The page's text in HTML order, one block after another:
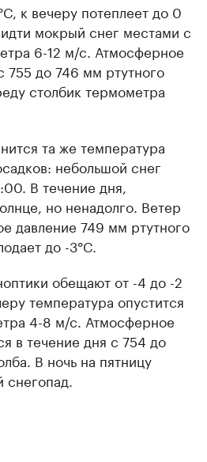
к вечеру потеплеет до 0
мокрый снег местами с
6-12 м/с. Атмосферное
755 до 746 мм ртутного
столбик термометра
та же температура
небольшой снег
В течение дня,
но ненадолго. Ветер
давление 749 мм ртутного
до -3°C.
обещают от -4 до -2
температура опустится
4-8 м/с. Атмосферное
в течение дня с 754 до
В ночь на пятницу
снегопад.